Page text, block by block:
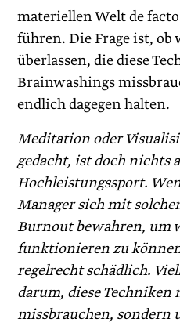
materiellen Welt de
führen. Die Frage ist,
überlassen, die diese
Brainwashings
endlich dagegen halten.
Meditation oder
gedacht, ist doch nichts
Hochleistungssport.
Manager sich mit
Burnout bewahren, um
funktionieren zu
regelrecht schädlich.
darum, diese Techniken
missbrauchen, sondern